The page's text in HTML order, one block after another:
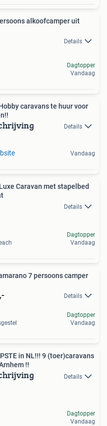
alkoofcamper uit
Details
Dagtopper
Vandaag
caravans te huur voor
Details
Vandaag
Caravan met stapelbed
Details
Dagtopper
Vandaag
7 persoons camper
Details
Dagtopper
Vandaag
NL!!! 9 (toer)caravans
!!
Details
Dagtopper
Vandaag